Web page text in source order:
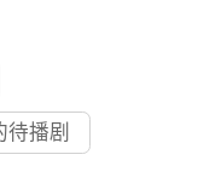
播剧